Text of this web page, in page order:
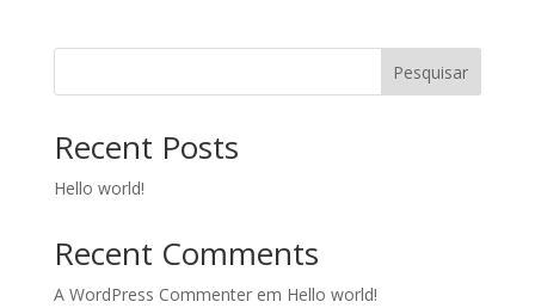
Pesquisar
Recent Posts
Hello world!
Recent Comments
A WordPress Commenterem Hello world!